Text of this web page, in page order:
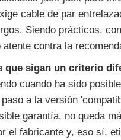
cable de par
Siendo prácticos,
contra la
que sigan un criterio
cuando ha sido
a la versión
garantía, no queda
el fabricante y, eso sí,